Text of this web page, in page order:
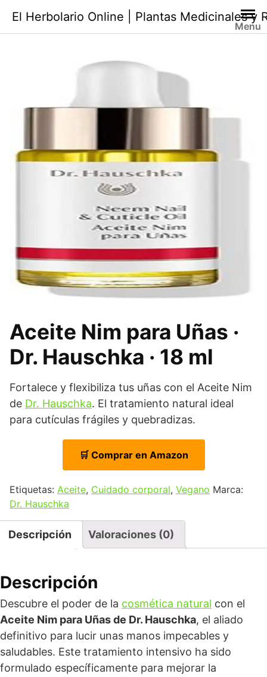
contenido
El Herbolario Online | Plantas Medicinales y
Menu
Aceite Nim para Uñas ·
Dr. Hauschka · 18 ml
Fortalece y flexibiliza tus uñas con el Aceite Nim
de Dr. Hauschka. El tratamiento natural ideal
para cutículas frágiles y quebradizas.
🛒 Comprar en Amazon
Etiquetas: Aceite, Cuidado corporal, Vegano Marca:
Dr. Hauschka
Descripción Valoraciones (0)
Descripción
Descubre el poder de la cosmética natural con el
Aceite Nim para Uñas de Dr. Hauschka, el aliado
definitivo para lucir unas manos impecables y
saludables. Este tratamiento intensivo ha sido
formulado específicamente para mejorar la